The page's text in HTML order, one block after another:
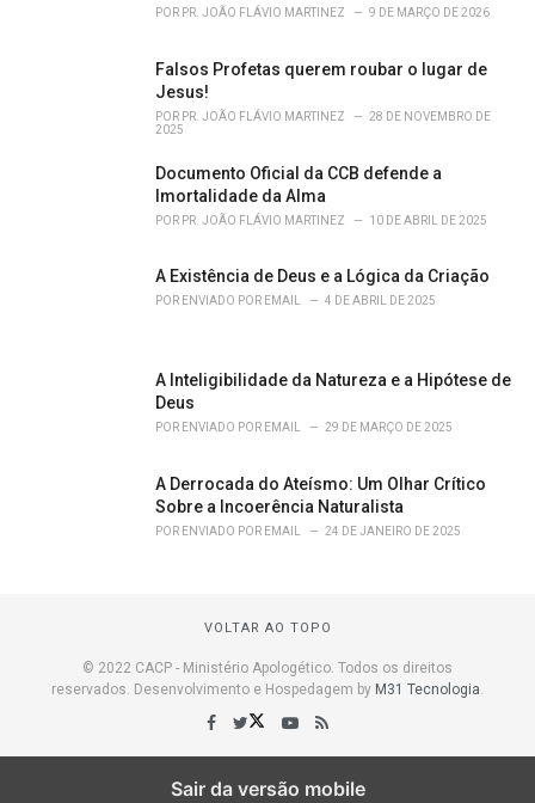
POR PR. JOÃO FLÁVIO MARTINEZ 9 DE MARÇO DE 2026
Falsos Profetas querem roubar o lugar de
Jesus!
POR PR. JOÃO FLÁVIO MARTINEZ
28 DE NOVEMBRO DE
2025
Documento Oficial da CCB defende a
Imortalidade da Alma
POR PR. JOÃO FLÁVIO MARTINEZ 10 DE ABRIL DE 2025
A Existência de Deus e a Lógica da Criação
POR ENVIADO POR EMAIL 4 DE ABRIL DE 2025
A Inteligibilidade da Natureza e a Hipótese de
Deus
POR ENVIADO POR EMAIL 29 DE MARÇO DE 2025
A Derrocada do Ateísmo: Um Olhar Crítico
Sobre a Incoerência Naturalista
POR ENVIADO POR EMAIL 24 DE JANEIRO DE 2025
VOLTAR AO TOPO
© 2022 CACP - Ministério Apologético. Todos os direitos
reservados. Desenvolvimento e Hospedagem by M31 Tecnologia.
Sair da versão mobile